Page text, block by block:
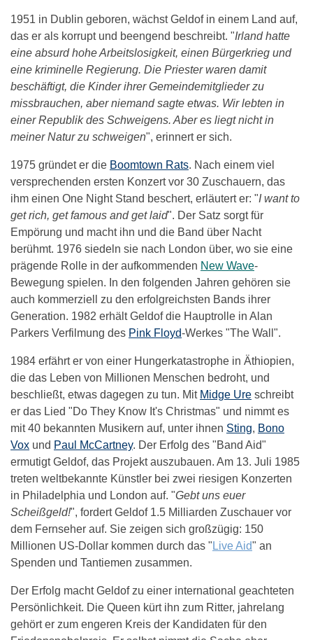
1951 in Dublin geboren, wächst Geldof in einem Land auf,
das er als korrupt und beengend beschreibt. "Irland hatte
eine absurd hohe Arbeitslosigkeit, einen Bürgerkrieg und
eine kriminelle Regierung. Die Priester waren damit
beschäftigt, die Kinder ihrer Gemeindemitglieder zu
missbrauchen, aber niemand sagte etwas. Wir lebten in
einer Republik des Schweigens. Aber es liegt nicht in
meiner Natur zu schweigen", erinnert er sich.
1975 gründet er die Boomtown Rats. Nach einem viel
versprechenden ersten Konzert vor 30 Zuschauern, das
ihm einen One Night Stand beschert, erläutert er: "I want to
get rich, get famous and get laid". Der Satz sorgt für
Empörung und macht ihn und die Band über Nacht
berühmt. 1976 siedeln sie nach London über, wo sie eine
prägende Rolle in der aufkommenden New Wave-
Bewegung spielen. In den folgenden Jahren gehören sie
auch kommerziell zu den erfolgreichsten Bands ihrer
Generation. 1982 erhält Geldof die Hauptrolle in Alan
Parkers Verfilmung des Pink Floyd-Werkes "The Wall".
1984 erfährt er von einer Hungerkatastrophe in Äthiopien,
die das Leben von Millionen Menschen bedroht, und
beschließt, etwas dagegen zu tun. Mit Midge Ure schreibt
er das Lied "Do They Know It's Christmas" und nimmt es
mit 40 bekannten Musikern auf, unter ihnen Sting, Bono
Vox und Paul McCartney. Der Erfolg des "Band Aid"
ermutigt Geldof, das Projekt auszubauen. Am 13. Juli 1985
treten weltbekannte Künstler bei zwei riesigen Konzerten
in Philadelphia und London auf. "Gebt uns euer
Scheißgeld!", fordert Geldof 1.5 Milliarden Zuschauer vor
dem Fernseher auf. Sie zeigen sich großzügig: 150
Millionen US-Dollar kommen durch das " Live Aid" an
Spenden und Tantiemen zusammen.
Der Erfolg macht Geldof zu einer international geachteten
Persönlichkeit. Die Queen kürt ihn zum Ritter, jahrelang
gehört er zum engeren Kreis der Kandidaten für den